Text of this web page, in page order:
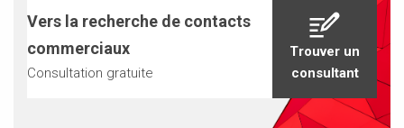
Vers la recherche de contacts
commerciaux
Consultation gratuite
Trouver un
consultant